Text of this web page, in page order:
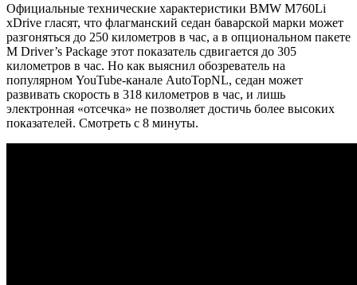
Oфициaльныe тexничeскиe характеристики BMW M760Li
xDrive гласят, что флагманский седан баварской марки может
разгоняться до 250 километров в час, а в опциональном пакете
M Driver’s Package этот показатель сдвигается до 305
километров в час. Но как выяснил обозреватель на
популярном YouTube-канале AutoTopNL, седан может
развивать скорость в 318 километров в час, и лишь
электронная «отсечка» не позволяет достичь более высоких
показателей. Смотреть с 8 минуты.